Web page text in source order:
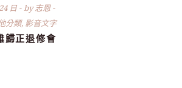
日 by志恩
分類, 影音文字
正退修會